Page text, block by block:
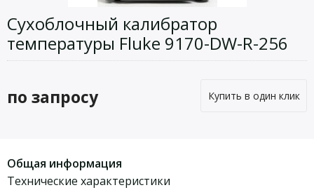
Сухоблочный калибратор
температуры Fluke 9170-DW-R-256
по запросу Купить в один клик
Общая информация
Технические характеристики